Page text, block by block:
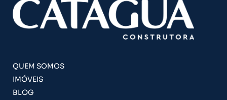
QUEM SOMOS
IMÓVEIS
BLOG